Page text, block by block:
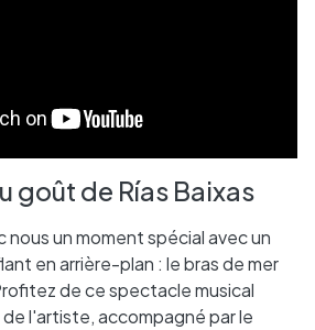
goût de Rías Baixas
un moment spécial avec un
en arrière-plan : le bras de mer
de ce spectacle musical
l'artiste, accompagné par le